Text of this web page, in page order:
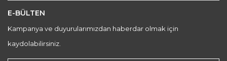
E-BÜLTEN
Kampanya ve duyurularımızdan haberdar olmak için
kaydolabilirsiniz.